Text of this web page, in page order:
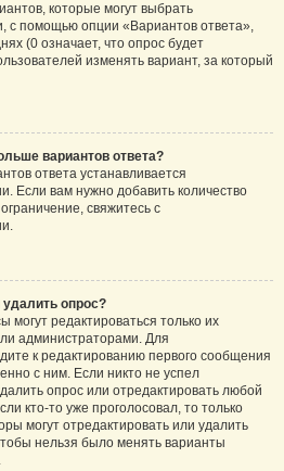
которые могут выбрать
с помощью опции «Вариантов ответа»,
(0 означает, что опрос будет
изменять вариант, за который
вариантов ответа?
ответа устанавливается
Если вам нужно добавить количество
свяжитесь с
удалить опрос?
могут редактироваться только их
администраторами. Для
к редактированию первого сообщения
с ним. Если никто не успел
опрос или отредактировать любой
кто-то уже проголосовал, то только
могут отредактировать или удалить
нельзя было менять варианты